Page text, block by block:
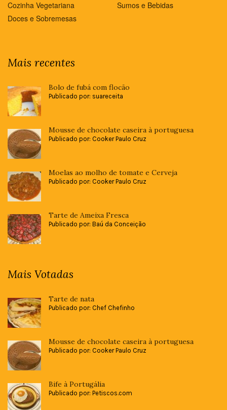
Cozinha Vegetariana
Doces e Sobremesas
Sumos e Bebidas
Mais recentes
Bolo de fubá com flocão
Publicado por: suareceita
Mousse de chocolate caseira à portuguesa
Publicado por: Cooker Paulo Cruz
Moelas ao molho de tomate e Cerveja
Publicado por: Cooker Paulo Cruz
Tarte de Ameixa Fresca
Publicado por: Baú da Conceição
Mais Votadas
Tarte de nata
Publicado por: Chef Chefinho
Mousse de chocolate caseira à portuguesa
Publicado por: Cooker Paulo Cruz
Bife à Portugália
Publicado por: Petiscos.com